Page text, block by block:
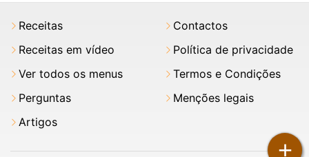
+
Receitas
Receitas em vídeo
Ver todos os menus
Perguntas
Artigos
Contactos
Política de privacidade
Termos e Condições
Menções legais